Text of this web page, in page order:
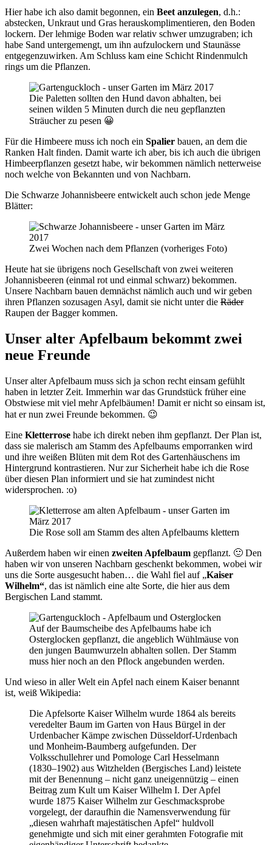
Hier habe ich also damit begonnen, ein Beet anzulegen, d.h.:
abstecken, Unkraut und Gras herauskomplimentieren, den Boden
lockern. Der lehmige Boden war relativ schwer umzugraben; ich
habe Sand untergemengt, um ihn aufzulockern und Staunässe
entgegenzuwirken. Am Schluss kam eine Schicht Rindenmulch
rings um die Pflanzen.
Die Paletten sollten den Hund davon abhalten, bei
seinen wilden 5 Minuten durch die neu gepflanzten
Sträucher zu pesen 😀
Für die Himbeere muss ich noch ein Spalier bauen, an dem die
Ranken Halt finden. Damit warte ich aber, bis ich auch die übrigen
Himbeerpflanzen gesetzt habe, wir bekommen nämlich netterweise
noch welche von Bekannten und von Nachbarn.
Die Schwarze Johannisbeere entwickelt auch schon jede Menge
Blätter:
Zwei Wochen nach dem Pflanzen (vorheriges Foto)
Heute hat sie übrigens noch Gesellschaft von zwei weiteren
Johannisbeeren (einmal rot und einmal schwarz) bekommen.
Unsere Nachbarn bauen demnächst nämlich auch und wir geben
ihren Pflanzen sozusagen Asyl, damit sie nicht unter die Räder
Raupen der Bagger kommen.
Unser alter Apfelbaum bekommt zwei
neue Freunde
Unser alter Apfelbaum muss sich ja schon recht einsam gefühlt
haben in letzter Zeit. Immerhin war das Grundstück früher eine
Obstwiese mit viel mehr Apfelbäumen! Damit er nicht so einsam ist,
hat er nun zwei Freunde bekommen. 😉
Eine Kletterrose habe ich direkt neben ihm gepflanzt. Der Plan ist,
dass sie malerisch am Stamm des Apfelbaums emporranken wird
und ihre weißen Blüten mit dem Rot des Gartenhäuschens im
Hintergrund kontrastieren. Nur zur Sicherheit habe ich die Rose
über diesen Plan informiert und sie hat zumindest nicht
widersprochen. :o)
Die Rose soll am Stamm des alten Apfelbaums klettern
Außerdem haben wir einen zweiten Apfelbaum gepflanzt. 🙂 Den
haben wir von unseren Nachbarn geschenkt bekommen, wobei wir
uns die Sorte ausgesucht haben… die Wahl fiel auf „Kaiser
Wilhelm“, das ist nämlich eine alte Sorte, die hier aus dem
Bergischen Land stammt.
Auf der Baumscheibe des Apfelbaums habe ich
Osterglocken gepflanzt, die angeblich Wühlmäuse von
den jungen Baumwurzeln abhalten sollen. Der Stamm
muss hier noch an den Pflock angebunden werden.
Und wieso in aller Welt ein Apfel nach einem Kaiser benannt
ist, weiß Wikipedia:
Die Apfelsorte Kaiser Wilhelm wurde 1864 als bereits
veredelter Baum im Garten von Haus Bürgel in der
Urdenbacher Kämpe zwischen Düsseldorf-Urdenbach
und Monheim-Baumberg aufgefunden. Der
Volksschullehrer und Pomologe Carl Hesselmann
(1830–1902) aus Witzhelden (Bergisches Land) leistete
mit der Benennung – nicht ganz uneigennützig – einen
Beitrag zum Kult um Kaiser Wilhelm I. Der Apfel
wurde 1875 Kaiser Wilhelm zur Geschmacksprobe
vorgelegt, der daraufhin die Namensverwendung für
„diesen wahrhaft majestätischen Apfel“ huldvoll
genehmigte und sich mit einer gerahmten Fotografie mit